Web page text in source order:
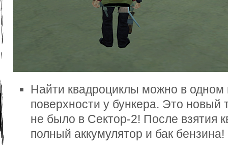
Найти квадроциклы можно в одном
поверхности у бункера. Это новый
не было в Сектор-2! После взятия
полный аккумулятор и бак бензина!